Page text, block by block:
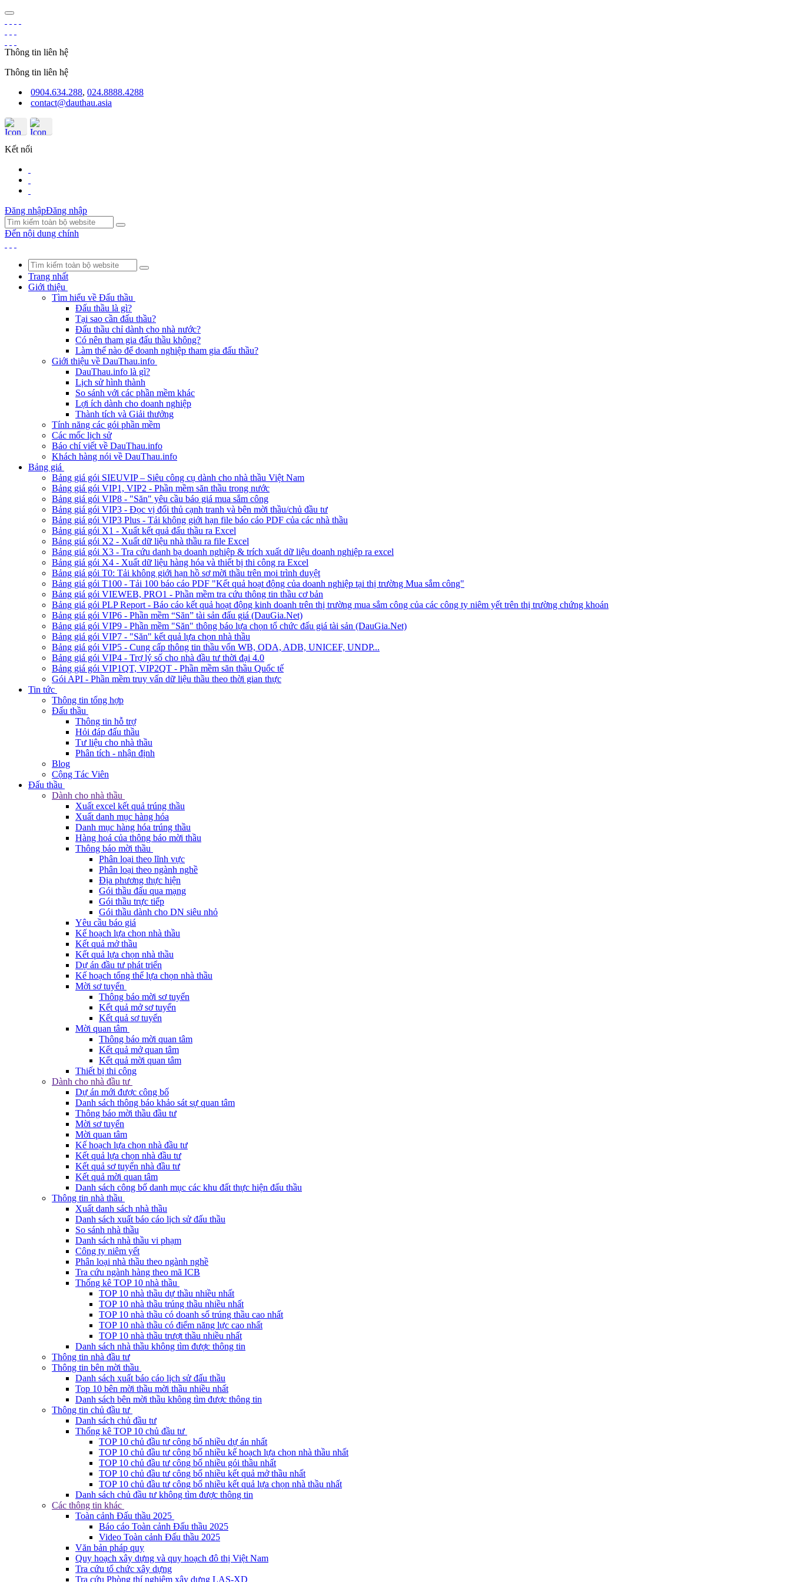
Thông tin liên hệ
Thông tin liên hệ
0904.634.288, 024.8888.4288
contact@dauthau.asia
Kết nối
Đăng nhậpĐăng nhập
Đến nội dung chính
Trang nhất
Giới thiệu
Tìm hiểu về Đấu thầu
Đấu thầu là gì?
Tại sao cần đấu thầu?
Đấu thầu chỉ dành cho nhà nước?
Có nên tham gia đấu thầu không?
Làm thế nào để doanh nghiệp tham gia đấu thầu?
Giới thiệu về DauThau.info
DauThau.info là gì?
Lịch sử hình thành
So sánh với các phần mềm khác
Lợi ích dành cho doanh nghiệp
Thành tích và Giải thưởng
Tính năng các gói phần mềm
Các mốc lịch sử
Báo chí viết về DauThau.info
Khách hàng nói về DauThau.info
Bảng giá
Bảng giá gói SIEUVIP – Siêu công cụ dành cho nhà thầu Việt Nam
Bảng giá gói VIP1, VIP2 - Phần mềm săn thầu trong nước
Bảng giá gói VIP8 - "Săn" yêu cầu báo giá mua sắm công
Bảng giá gói VIP3 - Đọc vị đối thủ cạnh tranh và bên mời thầu/chủ đầu tư
Bảng giá gói VIP3 Plus - Tải không giới hạn file báo cáo PDF của các nhà thầu
Bảng giá gói X1 - Xuất kết quả đấu thầu ra Excel
Bảng giá gói X2 - Xuất dữ liệu nhà thầu ra file Excel
Bảng giá gói X3 - Tra cứu danh bạ doanh nghiệp & trích xuất dữ liệu doanh nghiệp ra excel
Bảng giá gói X4 - Xuất dữ liệu hàng hóa và thiết bị thi công ra Excel
Bảng giá gói T0: Tải không giới hạn hồ sơ mời thầu trên mọi trình duyệt
Bảng giá gói T100 - Tải 100 báo cáo PDF "Kết quả hoạt động của doanh nghiệp tại thị trường Mua sắm công"
Bảng giá gói VIEWEB, PRO1 - Phần mềm tra cứu thông tin thầu cơ bản
Bảng giá gói PLP Report - Báo cáo kết quả hoạt động kinh doanh trên thị trường mua sắm công của các công ty niêm yết trên thị trường chứng khoán
Bảng giá gói VIP6 - Phần mềm “Săn” tài sản đấu giá (DauGia.Net)
Bảng giá gói VIP9 - Phần mềm "Săn" thông báo lựa chọn tổ chức đấu giá tài sản (DauGia.Net)
Bảng giá gói VIP7 - "Săn" kết quả lựa chọn nhà thầu
Bảng giá gói VIP5 - Cung cấp thông tin thầu vốn WB, ODA, ADB, UNICEF, UNDP...
Bảng giá gói VIP4 - Trợ lý số cho nhà đầu tư thời đại 4.0
Bảng giá gói VIP1QT, VIP2QT - Phần mềm săn thầu Quốc tế
Gói API - Phần mềm truy vấn dữ liệu thầu theo thời gian thực
Tin tức
Thông tin tổng hợp
Đấu thầu
Thông tin hỗ trợ
Hỏi đáp đấu thầu
Tư liệu cho nhà thầu
Phân tích - nhận định
Blog
Cộng Tác Viên
Đấu thầu
Dành cho nhà thầu
Xuất excel kết quả trúng thầu
Xuất danh mục hàng hóa
Danh mục hàng hóa trúng thầu
Hàng hoá của thông báo mời thầu
Thông báo mời thầu
Phân loại theo lĩnh vực
Phân loại theo ngành nghề
Địa phương thực hiện
Gói thầu đấu qua mạng
Gói thầu trực tiếp
Gói thầu dành cho DN siêu nhỏ
Yêu cầu báo giá
Kế hoạch lựa chọn nhà thầu
Kết quả mở thầu
Kết quả lựa chọn nhà thầu
Dự án đầu tư phát triển
Kế hoạch tổng thể lựa chọn nhà thầu
Mời sơ tuyển
Thông báo mời sơ tuyển
Kết quả mở sơ tuyển
Kết quả sơ tuyển
Mời quan tâm
Thông báo mời quan tâm
Kết quả mở quan tâm
Kết quả mời quan tâm
Thiết bị thi công
Dành cho nhà đầu tư
Dự án mới được công bố
Danh sách thông báo khảo sát sự quan tâm
Thông báo mời thầu đầu tư
Mời sơ tuyển
Mời quan tâm
Kế hoạch lựa chọn nhà đầu tư
Kết quả lựa chọn nhà đầu tư
Kết quả sơ tuyển nhà đầu tư
Kết quả mời quan tâm
Danh sách công bố danh mục các khu đất thực hiện đấu thầu
Thông tin nhà thầu
Xuất danh sách nhà thầu
Danh sách xuất báo cáo lịch sử đấu thầu
So sánh nhà thầu
Danh sách nhà thầu vi phạm
Công ty niêm yết
Phân loại nhà thầu theo ngành nghề
Tra cứu ngành hàng theo mã ICB
Thống kê TOP 10 nhà thầu
TOP 10 nhà thầu dự thầu nhiều nhất
TOP 10 nhà thầu trúng thầu nhiều nhất
TOP 10 nhà thầu có doanh số trúng thầu cao nhất
TOP 10 nhà thầu có điểm năng lực cao nhất
TOP 10 nhà thầu trượt thầu nhiều nhất
Danh sách nhà thầu không tìm được thông tin
Thông tin nhà đầu tư
Thông tin bên mời thầu
Danh sách xuất báo cáo lịch sử đấu thầu
Top 10 bên mời thầu mời thầu nhiều nhất
Danh sách bên mời thầu không tìm được thông tin
Thông tin chủ đầu tư
Danh sách chủ đầu tư
Thống kê TOP 10 chủ đầu tư
TOP 10 chủ đầu tư công bố nhiều dự án nhất
TOP 10 chủ đầu tư công bố nhiều kế hoạch lựa chọn nhà thầu nhất
TOP 10 chủ đầu tư công bố nhiều gói thầu nhất
TOP 10 chủ đầu tư công bố nhiều kết quả mở thầu nhất
TOP 10 chủ đầu tư công bố nhiều kết quả lựa chọn nhà thầu nhất
Danh sách chủ đầu tư không tìm được thông tin
Các thông tin khác
Toàn cảnh Đấu thầu 2025
Báo cáo Toàn cảnh Đấu thầu 2025
Video Toàn cảnh Đấu thầu 2025
Văn bản pháp quy
Quy hoạch xây dựng và quy hoạch đô thị Việt Nam
Tra cứu tổ chức xây dựng
Tra cứu Phòng thí nghiệm xây dựng LAS-XD